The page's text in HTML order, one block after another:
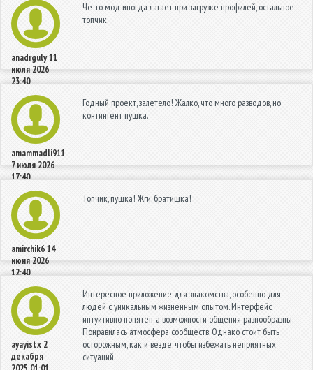
anadrguly11
июля 2026
23:40
Че-то мод иногда лагает при загрузке профилей, остальное
топчик.
amammadli911
7 июля 2026
17:40
Годный проект, залетело! Жалко, что много разводов, но
контингент пушка.
amirchik614
июня 2026
12:40
Топчик, пушка! Жги, братишка!
ayayistx 2
декабря
Интересное приложение для знакомства, особенно для
людей с уникальным жизненным опытом. Интерфейс
интуитивно понятен, а возможности общения разнообразны.
Понравилась атмосфера сообществ. Однако стоит быть
осторожным, как и везде, чтобы избежать неприятных
ситуаций.